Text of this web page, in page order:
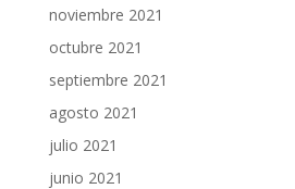
noviembre 2021
octubre 2021
septiembre 2021
agosto 2021
julio 2021
junio 2021